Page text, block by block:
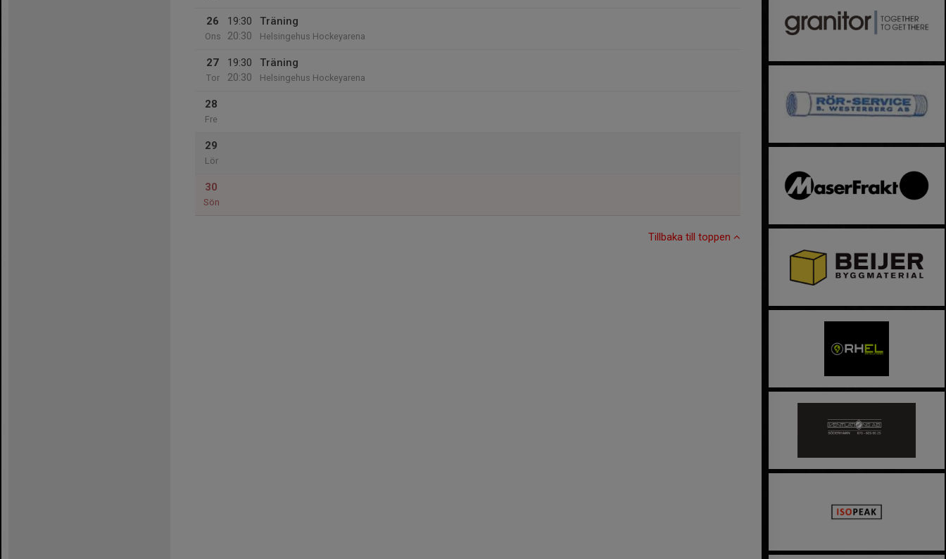
26
Ons
19:30
20:30
Träning
Helsingehus Hockeyarena
27
Tor
19:30
20:30
Träning
Helsingehus Hockeyarena
28
Fre
29
Lör
30
Sön
Tillbaka till toppen